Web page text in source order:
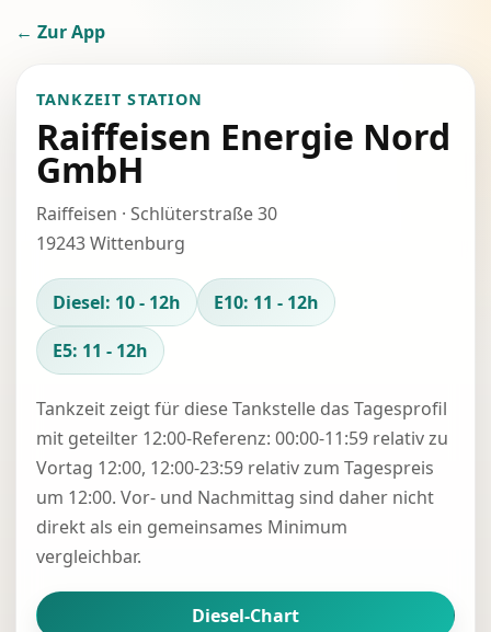
← Zur App
TANKZEIT STATION
Raiffeisen Energie Nord
GmbH
Raiffeisen · Schlüterstraße 30
19243 Wittenburg
Diesel: 10 - 12h
E10: 11 - 12h
E5: 11 - 12h
Tankzeit zeigt für diese Tankstelle das Tagesprofil
mit geteilter 12:00-Referenz: 00:00-11:59 relativ zu
Vortag 12:00, 12:00-23:59 relativ zum Tagespreis
um 12:00. Vor- und Nachmittag sind daher nicht
direkt als ein gemeinsames Minimum
vergleichbar.
Diesel-Chart